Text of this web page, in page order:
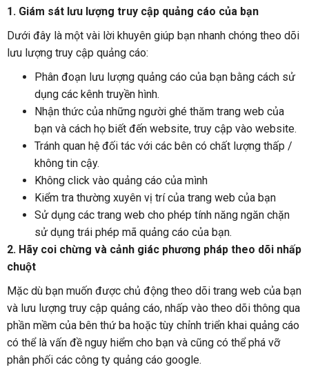
1. Giám sát lưu lượng truy cập quảng cáo của bạn
Dưới đây là một vài lời khuyên giúp bạn nhanh chóng theo dõi
lưu lượng truy cập quảng cáo:
Phân đoạn lưu lượng quảng cáo của bạn bằng cách sử
dụng các kênh truyền hình.
Nhận thức của những người ghé thăm trang web của
bạn và cách họ biết đến website, truy cập vào website.
Tránh quan hệ đối tác với các bên có chất lượng thấp /
không tin cậy.
Không click vào quảng cáo của mình
Kiểm tra thường xuyên vị trí của trang web của bạn
Sử dụng các trang web cho phép tính năng ngăn chặn
sử dụng trái phép mã quảng cáo của bạn.
2. Hãy coi chừng và cảnh giác phương pháp theo dõi nhấp
chuột
Mặc dù bạn muốn được chủ động theo dõi trang web của bạn
và lưu lượng truy cập quảng cáo, nhấp vào theo dõi thông qua
phần mềm của bên thứ ba hoặc tùy chỉnh triển khai quảng cáo
có thể là vấn đề nguy hiểm cho bạn và cũng có thể phá vỡ
phân phối các công ty quảng cáo google.